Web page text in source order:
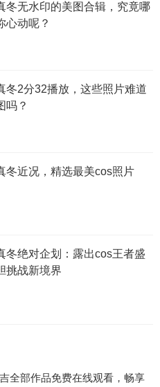
冬无水印的美图合辑，究竟哪
心动呢？
冬2分32播放，这些照片难道
吗？
冬近况，精选最美cos照片
冬绝对企划：露出cos王者盛
挑战新境界
全部作品免费在线观看，畅享